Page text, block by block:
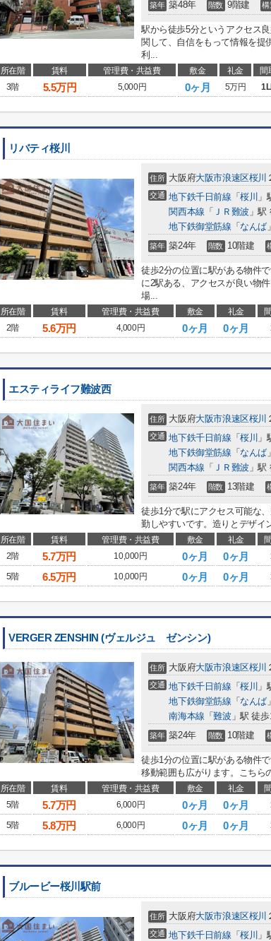
築年 築48年 階数 9階建 構
駅から徒歩5分というアクセス
関して、自信をもって情報を提
利...
所在階 賃料 管理費・共益費 敷金 礼金 間
3階
5.5万円 5,000円 0ヶ月 5万円
リバティ桜川
住所 大阪府大阪市浪速区桜川
交通 地下鉄千日前線 「桜川 」
関西本線 「 ＪＲ難波 」駅
地下鉄御堂筋線 「 なんば
築年 築24年 階数 10階建
徒歩2分の位置に駅がある物件
に2駅ある、アクセスが良い物
場...
所在階 賃料 管理費・共益費 敷金 礼金
2階
5.6万円 4,000円 0ヶ月 0ヶ月
エスティライフ難波西
住所 大阪府大阪市浪速区桜川
交通 地下鉄千日前線 「桜川 」
地下鉄御堂筋線 「 なんば
関西本線 「 ＪＲ難波 」駅
築年 築24年 階数 13階建
徒歩1分で駅にアクセス可能な
勤しやすいです。造りとデザイ
所在階 賃料 管理費・共益費 敷金 礼金
2階
5.7万円 10,000円 0ヶ月 0ヶ月
5階
6.5万円 10,000円 0ヶ月 0ヶ月
VERGER ZENSHIN (ヴェルジュ ゼンシン)
住所 大阪府大阪市浪速区桜川
交通 地下鉄千日前線 「桜川 」
地下鉄御堂筋線 「 なんば
南海本線 「難波 」駅 徒
築年 築24年 階数 10階建
徒歩1分の位置に駅がある物件
移動範囲も広がります。こちら
所在階 賃料 管理費・共益費 敷金 礼金
5階
5.7万円 6,000円 0ヶ月 0ヶ月
5階
5.8万円 6,000円 0ヶ月 0ヶ月
ブルービー桜川駅前
住所 大阪府大阪市浪速区桜川
交通 地下鉄千日前線 「桜川 」